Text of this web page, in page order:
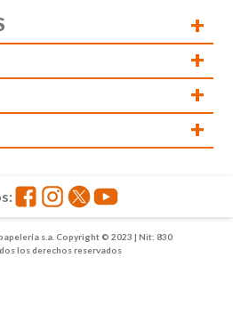
+
+
+
+
s.a. Copyright © 2023 | Nit: 830
los derechos reservados